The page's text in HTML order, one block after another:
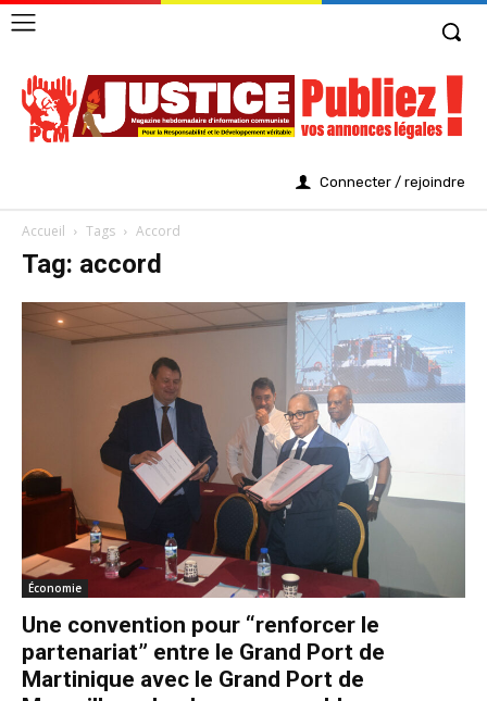
Connecter / rejoindre
Accueil Tags Accord
Tag: accord
Économie
Une convention pour “renforcer le
partenariat” entre le Grand Port de
Martinique avec le Grand Port de